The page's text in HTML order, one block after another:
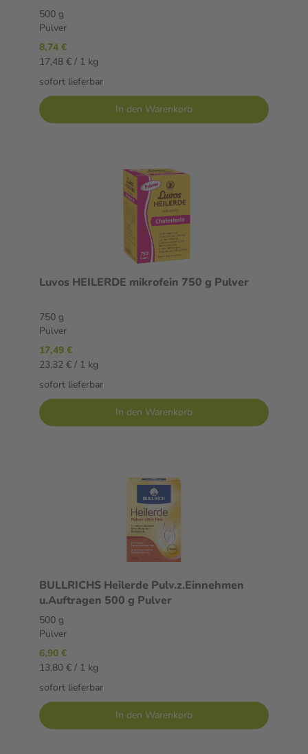
500 g
Pulver
8,74 €
17,48 € / 1 kg
sofort lieferbar
In den Warenkorb
Luvos HEILERDE mikrofein 750 g Pulver
750 g
Pulver
17,49 €
23,32 € / 1 kg
sofort lieferbar
In den Warenkorb
BULLRICHS Heilerde Pulv.z.Einnehmen
u.Auftragen 500 g Pulver
500 g
Pulver
6,90 €
13,80 € / 1 kg
sofort lieferbar
In den Warenkorb